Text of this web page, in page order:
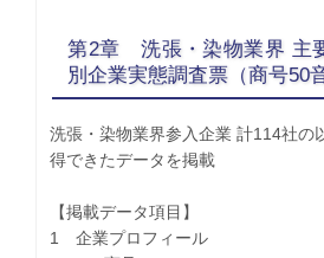
第2章 洗張・染物業界 主
別企業実態調査票（商号50
洗張・染物業界参入企業 計114社の
得できたデータを掲載
【掲載データ項目】
1 企業プロフィール